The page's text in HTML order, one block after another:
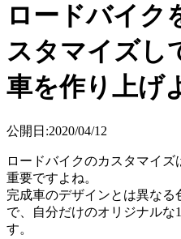
ロードバイク
スタマイズし
車を作り上げ
公開日:2020/04/12
ロードバイクのカスタマイ
重要ですよね。
完成車のデザインとは異なる
で、自分だけのオリジナルな
す。